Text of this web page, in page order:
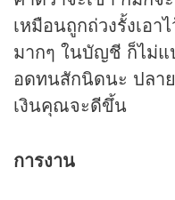
เหมือนถูกถ่วงรั้งเอา
มากๆ ในบัญชี ก็ไม่แ
อดทนสักนิดนะ ปลา
เงินคุณจะดีขึ้น
การงาน